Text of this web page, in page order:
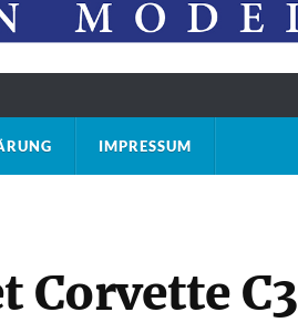
IMPRESSUM
Corvette C3